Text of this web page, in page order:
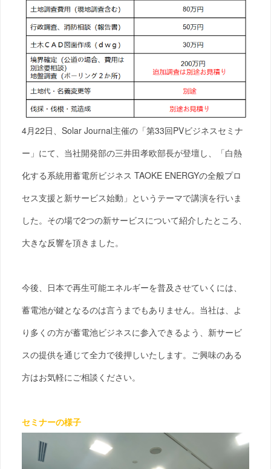
4月22日、Solar Journal主催の「第33回PVビジネスセミナ
ー」にて、当社開発部の三井田孝欧部長が登壇し、「白熱
化する系統用蓄電所ビジネス TAOKE ENERGYの全般プロ
セス支援と新サービス始動」というテーマで講演を行いま
した。その場で2つの新サービスについて紹介したところ、
大きな反響を頂きました。
今後、日本で再生可能エネルギーを普及させていくには、
蓄電池が鍵となるのは言うまでもありません。当社は、よ
り多くの方が蓄電池ビジネスに参入できるよう、新サービ
スの提供を通じて全力で後押しいたします。ご興味のある
方はお気軽にご相談ください。
セミナーの様子